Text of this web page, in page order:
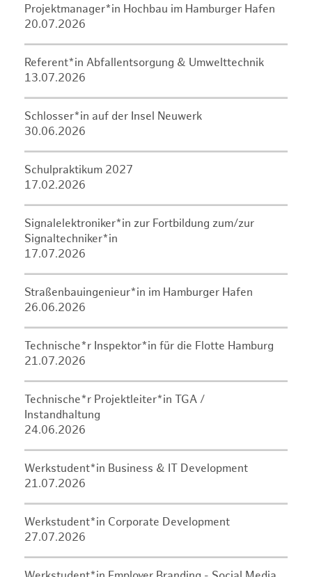
Projektmanager*in Hochbau im Hamburger Hafen
20.07.2026
Referent*in Abfallentsorgung & Umwelttechnik
13.07.2026
Schlosser*in auf der Insel Neuwerk
30.06.2026
Schulpraktikum 2027
17.02.2026
Signalelektroniker*in zur Fortbildung zum/zur
Signaltechniker*in
17.07.2026
Straßenbauingenieur*in im Hamburger Hafen
26.06.2026
Technische*r Inspektor*in für die Flotte Hamburg
21.07.2026
Technische*r Projektleiter*in TGA /
Instandhaltung
24.06.2026
Werkstudent*in Business & IT Development
21.07.2026
Werkstudent*in Corporate Development
27.07.2026